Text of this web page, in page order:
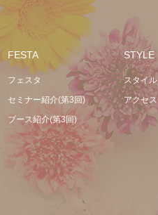
FESTA
フェスタ
セミナー紹介(第3回)
ブース紹介(第3回)
STYLE
スタイル
アクセス